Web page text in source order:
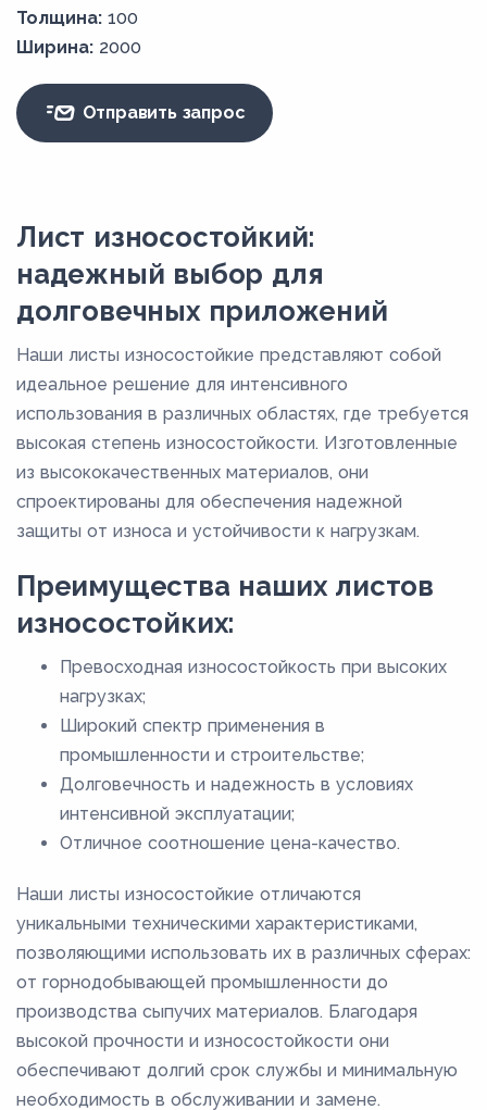
Толщина: 100
Ширина: 2000
Отправить запрос
Лист износостойкий:
надежный выбор для
долговечных приложений
Наши листы износостойкие представляют собой
идеальное решение для интенсивного
использования в различных областях, где требуется
высокая степень износостойкости. Изготовленные
из высококачественных материалов, они
спроектированы для обеспечения надежной
защиты от износа и устойчивости к нагрузкам.
Преимущества наших листов
износостойких:
Превосходная износостойкость при высоких
нагрузках;
Широкий спектр применения в
промышленности и строительстве;
Долговечность и надежность в условиях
интенсивной эксплуатации;
Отличное соотношение цена-качество.
Наши листы износостойкие отличаются
уникальными техническими характеристиками,
позволяющими использовать их в различных сферах:
от горнодобывающей промышленности до
производства сыпучих материалов. Благодаря
высокой прочности и износостойкости они
обеспечивают долгий срок службы и минимальную
необходимость в обслуживании и замене.